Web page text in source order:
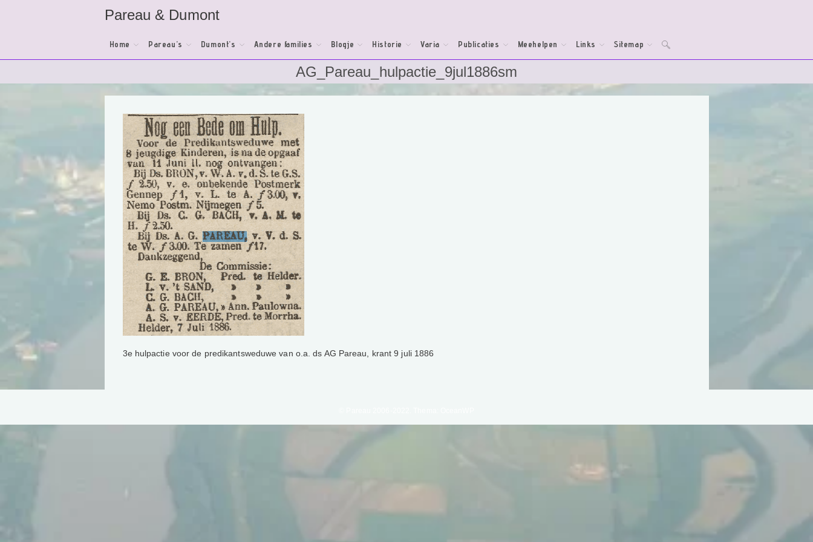
Pareau & Dumont
Home Pareau’s Dumont’s Andere families Blogje Historie Varia Publicaties Meehelpen Links Sitemap Toggle
AG_Pareau_hulpactie_9jul1886sm
3e hulpactie voor de predikantsweduwe van o.a. ds AG Pareau, krant 9 juli 1886